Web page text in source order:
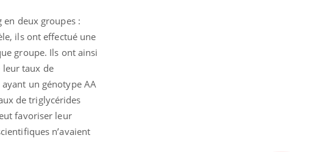
en deux groupes :
ils ont effectué une
groupe. Ils ont ainsi
leur taux de
un génotype AA
de triglycérides
favoriser leur
n’avaient